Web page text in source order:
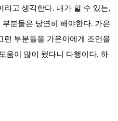
라고 생각한다. 내가 할 수 있는,
분들은 당연히 해야한다. 가은
런 부분들을 가은이에게 조언을
움이 많이 됐다니 다행이다. 하